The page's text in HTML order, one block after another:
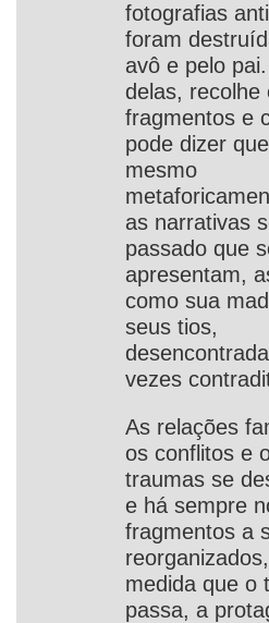
fotografias
foram
avô e pelo
delas, recolhe
fragmentos e
pode dizer
mesmo
as narrativas
passado que
apresentam,
como sua
seus tios,
vezes
As relações
os conflitos e
traumas se
e há sempre
fragmentos a
medida que o
passa, a